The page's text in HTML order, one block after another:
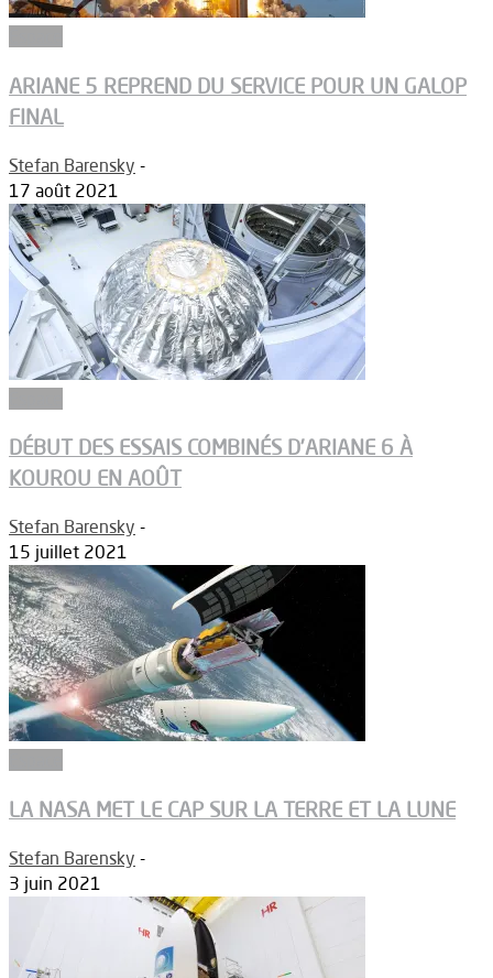
ARIANE 5 REPREND DU SERVICE POUR UN GALOP
FINAL
Stefan Barensky -
17 août 2021
DÉBUT DES ESSAIS COMBINÉS D’ARIANE 6 À
KOUROU EN AOÛT
Stefan Barensky -
15 juillet 2021
LA NASA MET LE CAP SUR LA TERRE ET LA LUNE
Stefan Barensky -
3 juin 2021